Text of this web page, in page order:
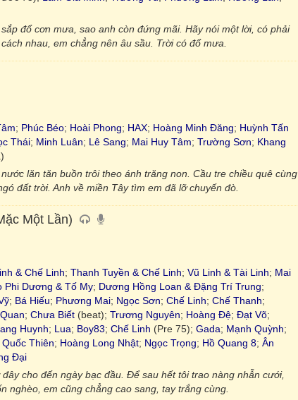
đổ cơn mưa, sao anh còn đứng mãi. Hãy nói một lời, có phải
nhau, em chẳng nên âu sầu. Trời có đổ mưa.
; Phúc Béo; Hoài Phong; HAX; Hoàng Minh Đăng; Huỳnh Tấn
Thái; Minh Luân; Lê Sang; Mai Huy Tâm; Trường Sơn; Khang
lăn tăn buồn trôi theo ánh trăng non. Cầu tre chiều quê cùng
đất trời. Anh về miền Tây tìm em đã lỡ chuyến đò.
Một Lần)
& Chế Linh; Thanh Tuyền & Chế Linh; Vũ Linh & Tài Linh; Mai
Phi Dương & Tố My; Dương Hồng Loan & Đặng Trí Trung;
; Bá Hiếu; Phương Mai; Ngọc Sơn; Chế Linh; Chế Thanh;
; Chưa Biết (beat); Trương Nguyên; Hoàng Đệ; Đạt Võ;
Huynh; Lua; Boy83; Chế Linh (Pre 75); Gada; Mạnh Quỳnh;
Thiên; Hoàng Long Nhật; Ngọc Trọng; Hồ Quang 8; Ân
Đại
cho đến ngày bạc đầu. Để sau hết tôi trao nàng nhẫn cưới,
nghèo, em cũng chẳng cao sang, tay trắng cùng.